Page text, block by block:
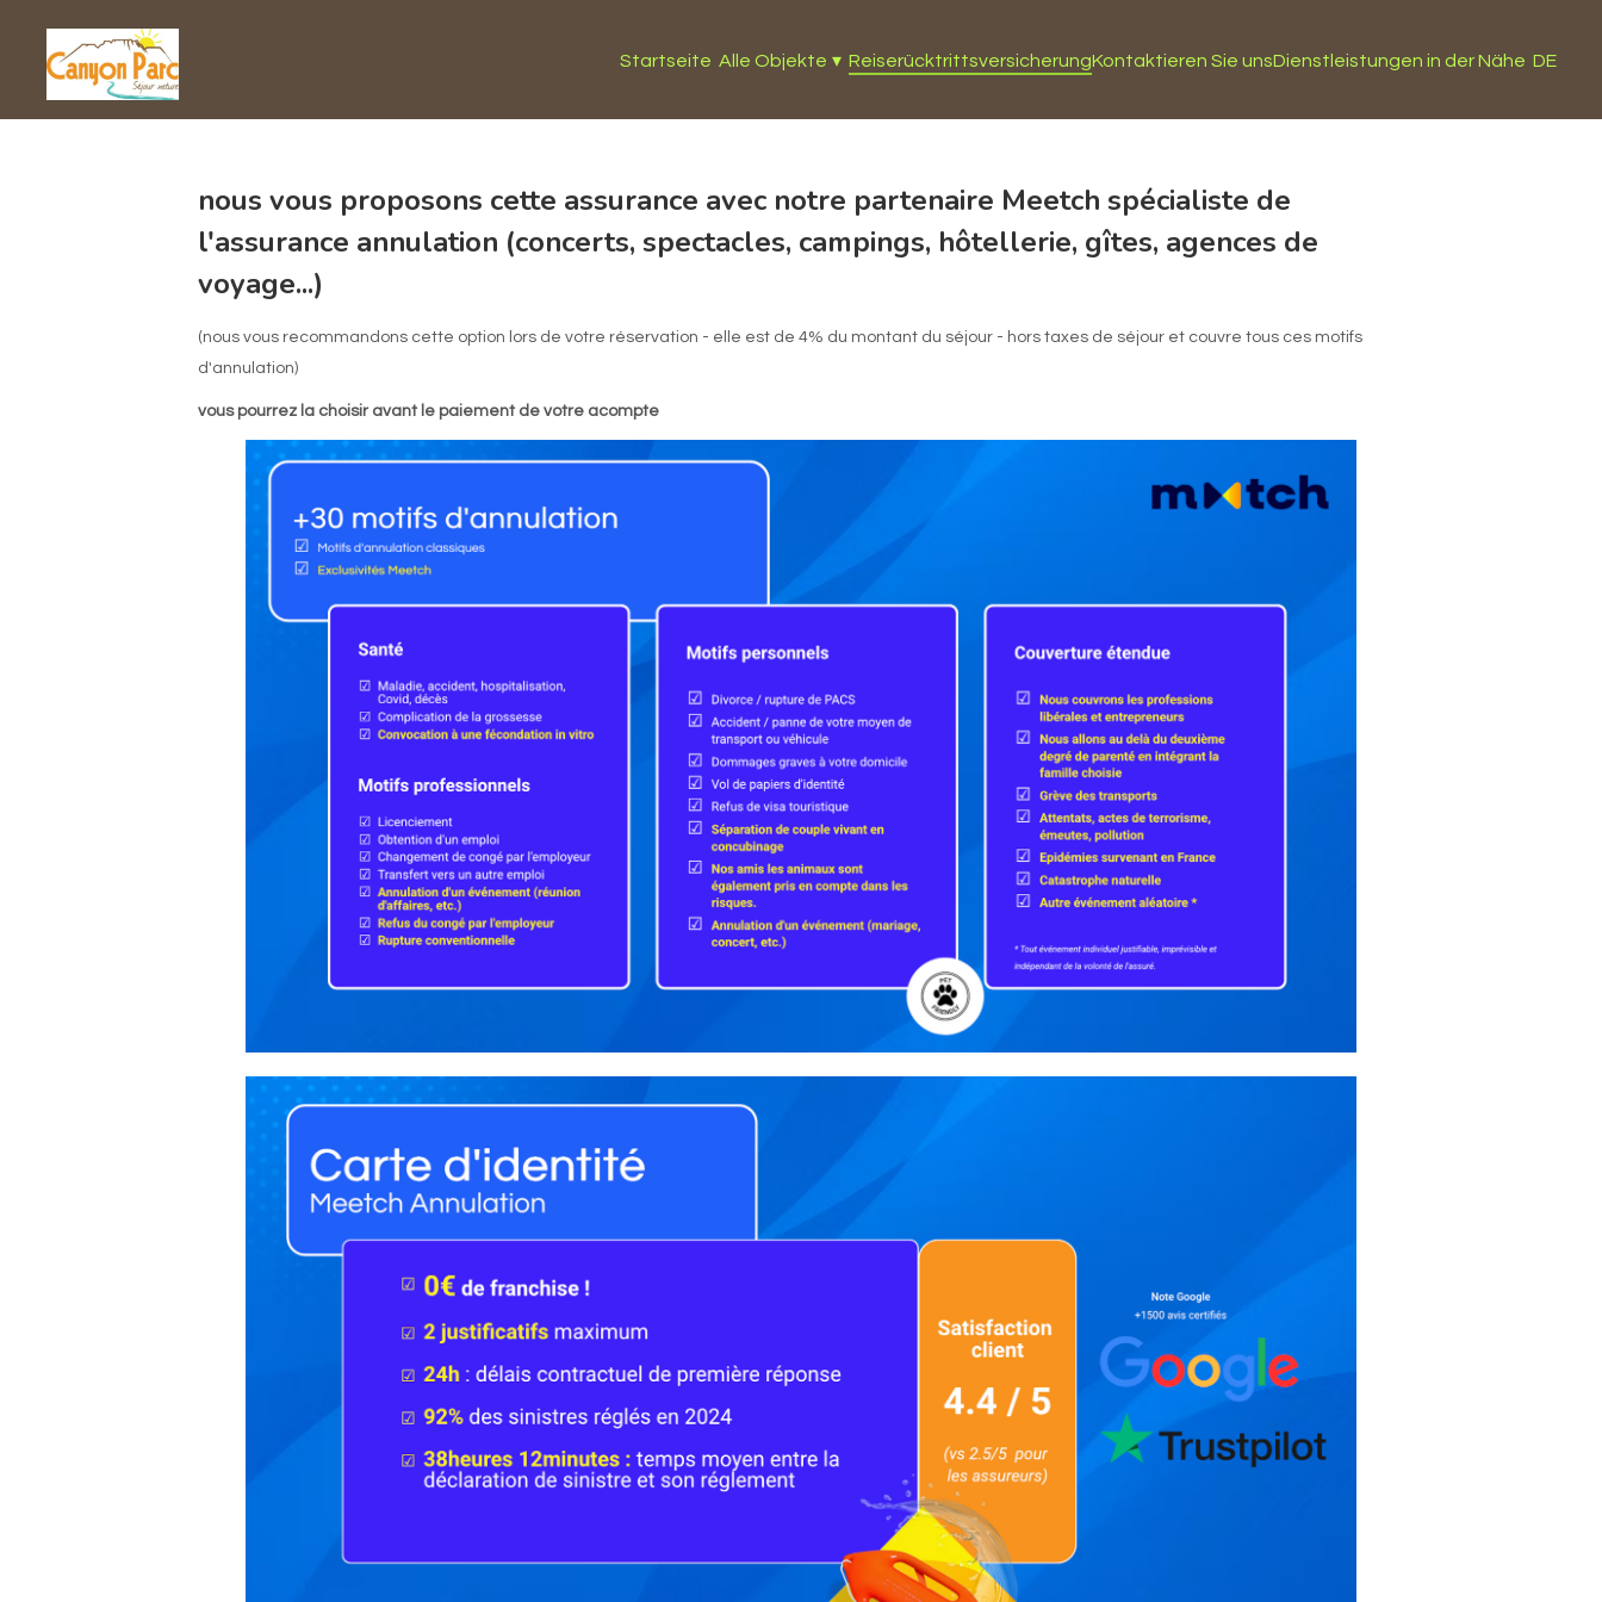
Startseite Alle Objekte ▾ ReiserücktrittsversicherungKontaktieren Sie unsDienstleistungen in der Nähe DE
nous vous proposons cette assurance avec notre partenaire Meetch spécialiste de
l'assurance annulation (concerts, spectacles, campings, hôtellerie, gîtes, agences de
voyage...)
(nous vous recommandons cette option lors de votre réservation - elle est de 4% du montant du séjour - hors taxes de séjour et couvre tous ces motifs
d'annulation)
vous pourrez la choisir avant le paiement de votre acompte